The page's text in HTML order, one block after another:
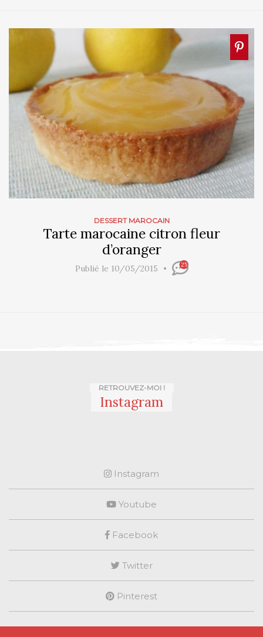
DESSERT MAROCAIN
Tarte marocaine citron fleur
d’oranger
Publié le 10/05/2015 25
RETROUVEZ-MOI !
Instagram
Instagram
Youtube
Facebook
Twitter
Pinterest